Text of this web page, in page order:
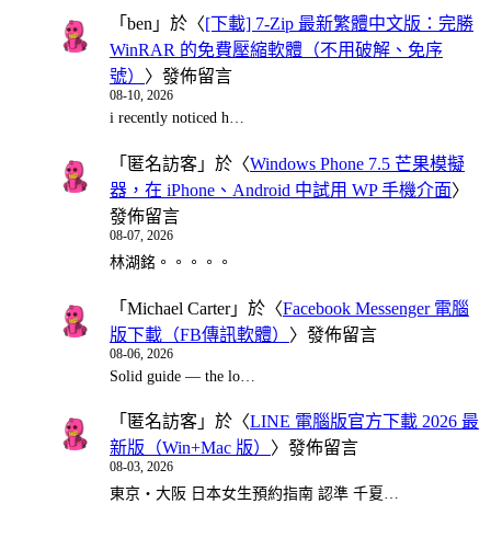
「 ben 」於〈[下載] 7-Zip 最新繁體中文版：完勝
WinRAR 的免費壓縮軟體（不用破解、免序
號） 〉發佈留言
08-10, 2026
i recently noticed h…
「 匿名訪客 」於〈Windows Phone 7.5 芒果模擬
器，在 iPhone、Android 中試用 WP 手機介面〉
發佈留言
08-07, 2026
林湖銘。。。。。
「 Michael Carter」於〈Facebook Messenger 電腦
版下載（FB傳訊軟體） 〉發佈留言
08-06, 2026
Solid guide — the lo…
「 匿名訪客 」於〈LINE 電腦版官方下載 2026 最
新版（Win+Mac 版） 〉發佈留言
08-03, 2026
東京・大阪 日本女生預約指南 認準 千夏…